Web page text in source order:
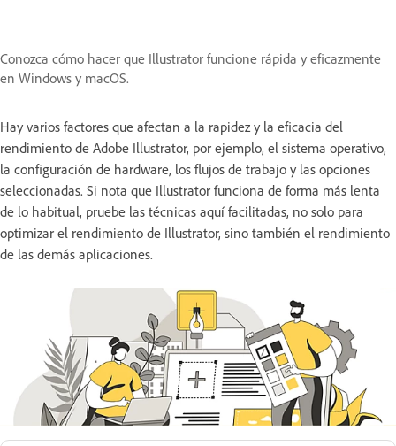
Conozca cómo hacer que Illustrator funcione rápida y eficazmente
en Windows y macOS.
Hay varios factores que afectan a la rapidez y la eficacia del
rendimiento de Adobe Illustrator, por ejemplo, el sistema operativo,
la configuración de hardware, los flujos de trabajo y las opciones
seleccionadas. Si nota que Illustrator funciona de forma más lenta
de lo habitual, pruebe las técnicas aquí facilitadas, no solo para
optimizar el rendimiento de Illustrator, sino también el rendimiento
de las demás aplicaciones.